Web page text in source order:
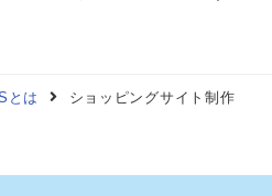
とは ショッピングサイト制作